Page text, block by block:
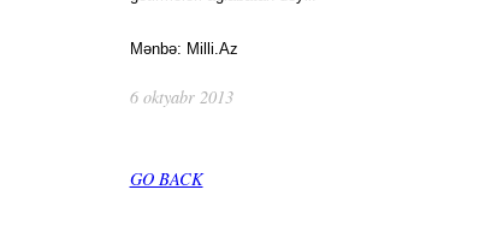
Mənbə: Milli.Az
6 oktyabr 2013
GO BACK